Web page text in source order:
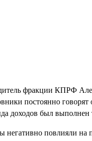
фракции КПРФ
постоянно
доходов был выполнен
негативно повлияли